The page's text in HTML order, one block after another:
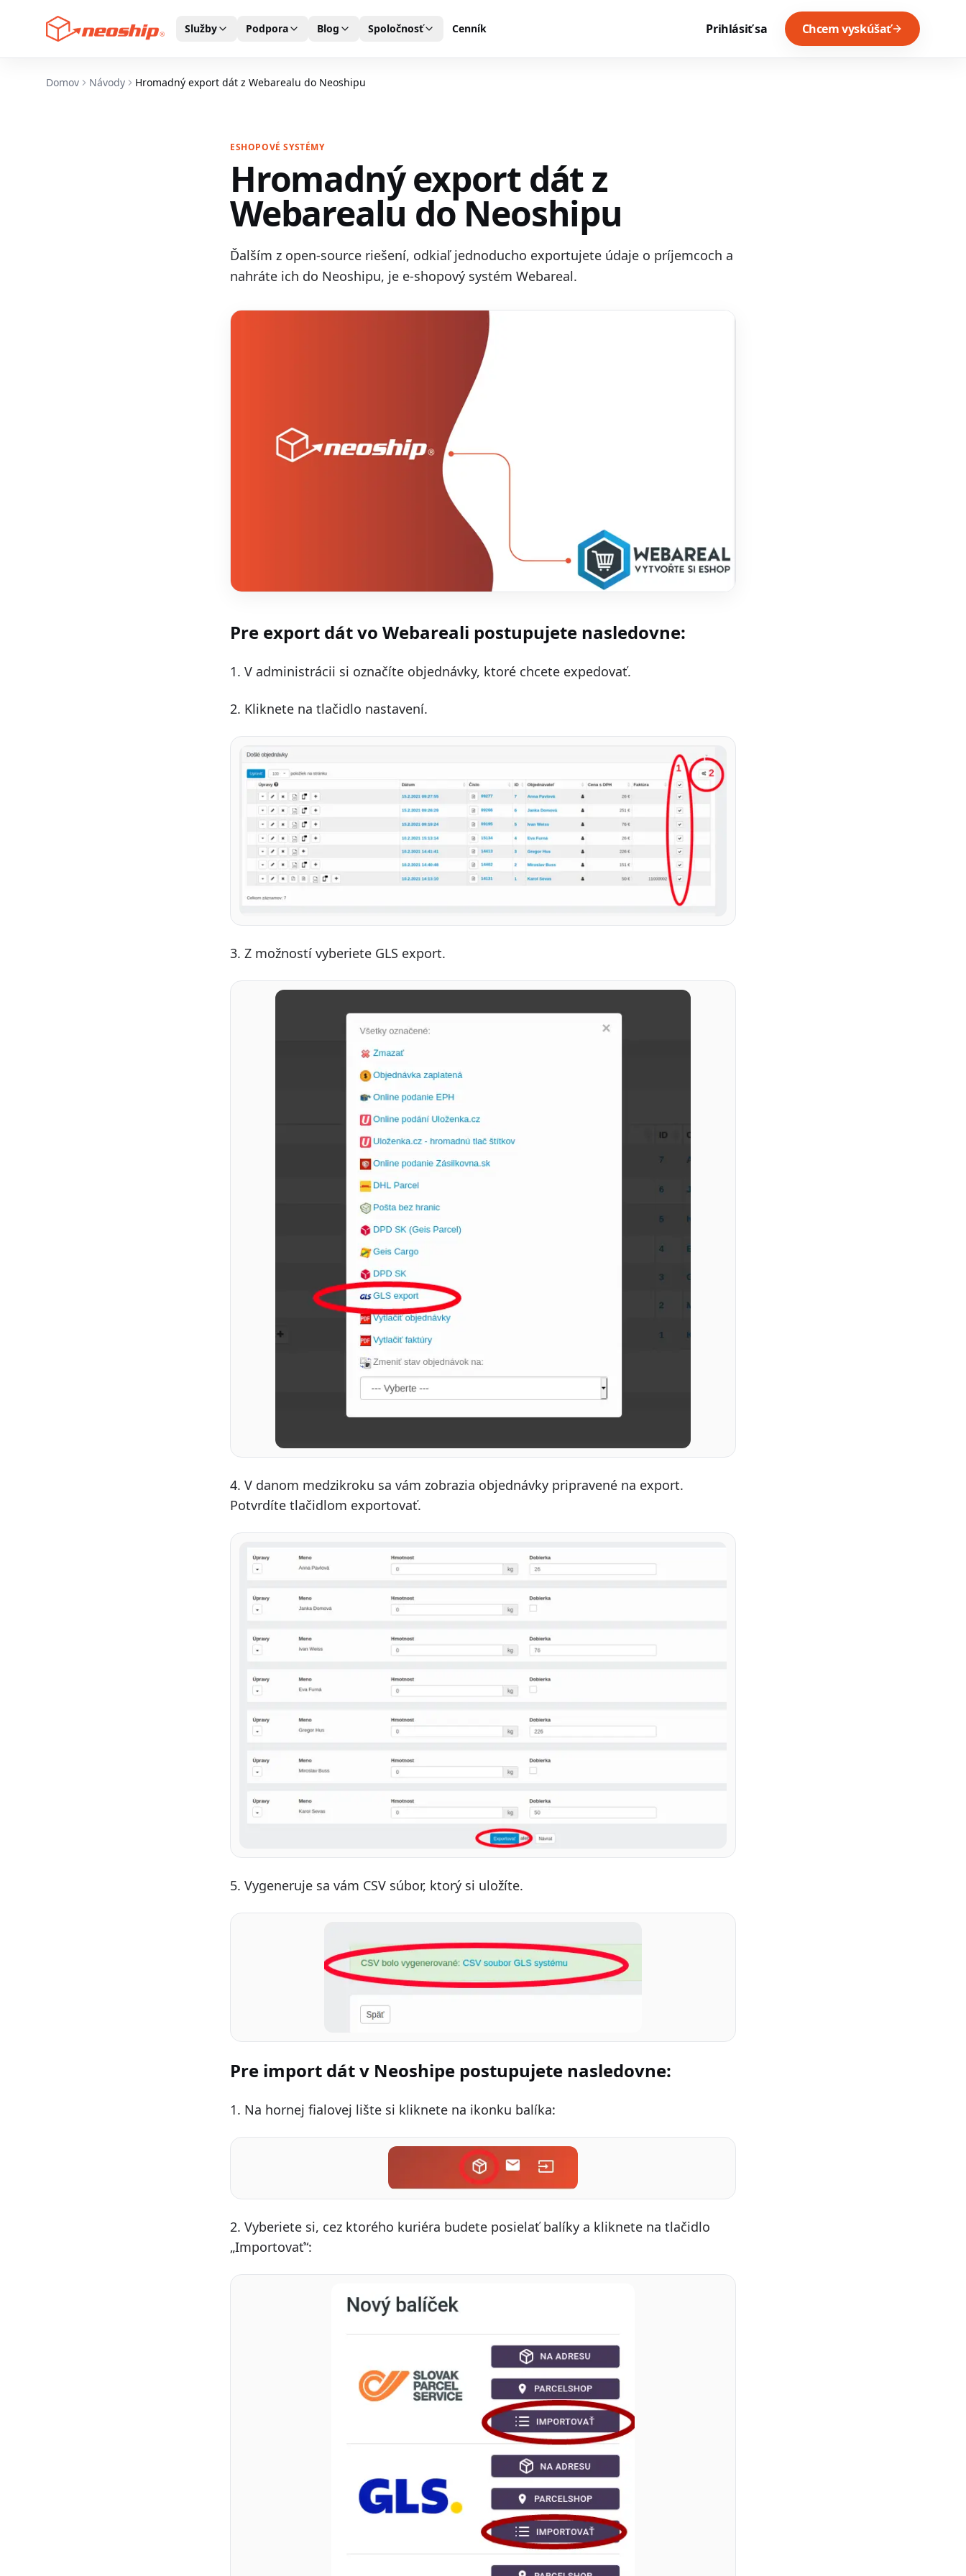
Služby Podpora Blog Spoločnosť Cenník Prihlásiť sa Chcem vyskúšať
Domov Návody Hromadný export dát z Webarealu do Neoshipu
ESHOPOVÉ SYSTÉMY
Hromadný export dát z
Webarealu do Neoshipu
Ďalším z open-source riešení, odkiaľ jednoducho exportujete údaje o príjemcoch a
nahráte ich do Neoshipu, je e-shopový systém Webareal.
Pre export dát vo Webareali postupujete nasledovne:
1. V administrácii si označíte objednávky, ktoré chcete expedovať.
2. Kliknete na tlačidlo nastavení.
3. Z možností vyberiete GLS export.
4. V danom medzikroku sa vám zobrazia objednávky pripravené na export.
Potvrdíte tlačidlom exportovať.
5. Vygeneruje sa vám CSV súbor, ktorý si uložíte.
Pre import dát v Neoshipe postupujete nasledovne:
1. Na hornej fialovej lište si kliknete na ikonku balíka:
2. Vyberiete si, cez ktorého kuriéra budete posielať balíky a kliknete na tlačidlo
„Importovať“: